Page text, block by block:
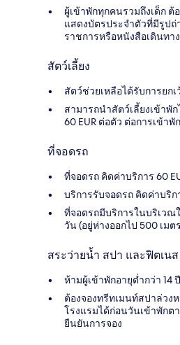
ผู้เข้าพักทุกคนรวมถึงเด็ก
แสดงบัตรประจำตัวที่มีรูป
ราชการหรือหนังสือเดินทาง
สัตว์เลี้ยง
สัตว์ช่วยเหลือได้รับการยก
สามารถนำสัตว์เลี้ยงเข้าพั
60 EUR ต่อตัว ต่อการเข้าพัก
ที่จอดรถ
ที่จอดรถ คิดค่าบริการ 60
บริการรับจอดรถ คิดค่าบริก
ที่จอดรถมีบริการในบริเวณ
วัน (อยู่ห่างออกไป 500 เมต
สระว่ายน้ำ สปา และฟิตเน
ห้ามผู้เข้าพักอายุต่ำกว่า 14
ต้องจองทรีทเมนท์สปาล่วง
โรงแรมได้ก่อนวันเข้าพักต
ยืนยันการจอง